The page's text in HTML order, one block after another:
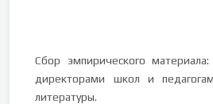
Сбор эмпирического
директорами школ и
литературы.